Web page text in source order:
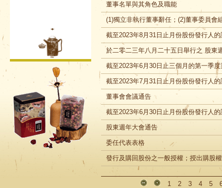
董事名單與其角色及職能
(1)獨立非執行董事辭任；(2)董事委員會
截至2023年8月31日止月份股份發行人
於二零二三年八月二十五日舉行之 股東
截至2023年6月30日止三個月的第一季
截至2023年7月31日止月份股份發行人
董事會會議通告
截至2023年6月30日止月份股份發行人
股東週年大會通告
委任代表表格
發行及購回股份之一般授權；授出購股
1 2 3 4 5